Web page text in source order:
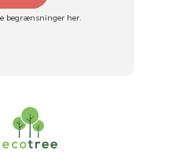
begrænsninger her.